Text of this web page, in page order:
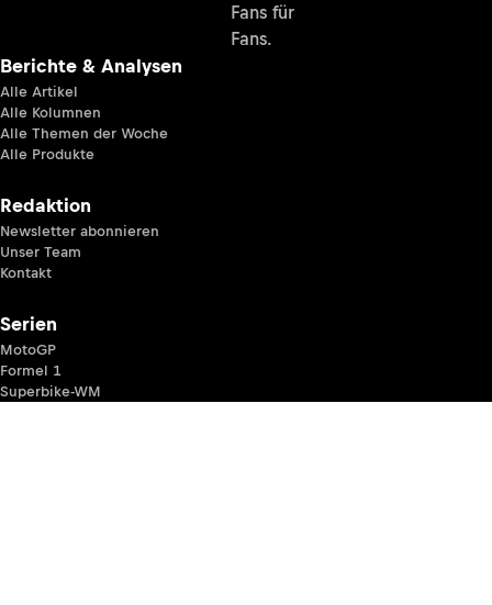
Fans für
Fans.
Berichte & Analysen
Alle Artikel
Alle Kolumnen
Alle Themen der Woche
Alle Produkte
Redaktion
Newsletter abonnieren
Unser Team
Kontakt
Serien
MotoGP
Formel 1
Superbike-WM